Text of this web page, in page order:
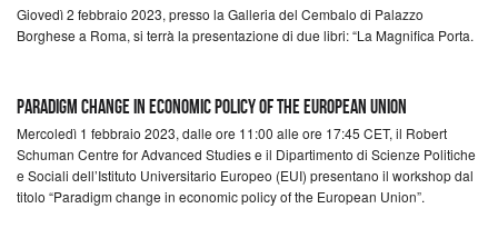
Giovedì 2 febbraio 2023, presso la Galleria del Cembalo di Palazzo
Borghese a Roma, si terrà la presentazione di due libri: “La Magnifica Porta.
Paradigm change in economic policy of the European Union
Mercoledì 1 febbraio 2023, dalle ore 11:00 alle ore 17:45 CET, il Robert
Schuman Centre for Advanced Studies e il Dipartimento di Scienze Politiche
e Sociali dell’Istituto Universitario Europeo (EUI) presentano il workshop dal
titolo “Paradigm change in economic policy of the European Union”.